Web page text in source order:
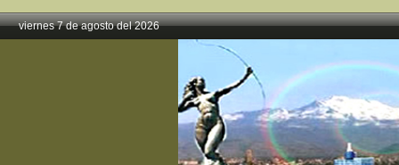
viernes 7 de agosto del 2026